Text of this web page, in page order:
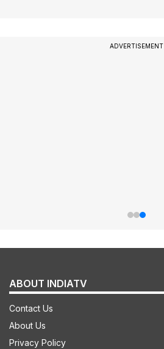
ADVERTISEMENT
ABOUT INDIATV
Contact Us
About Us
Privacy Policy